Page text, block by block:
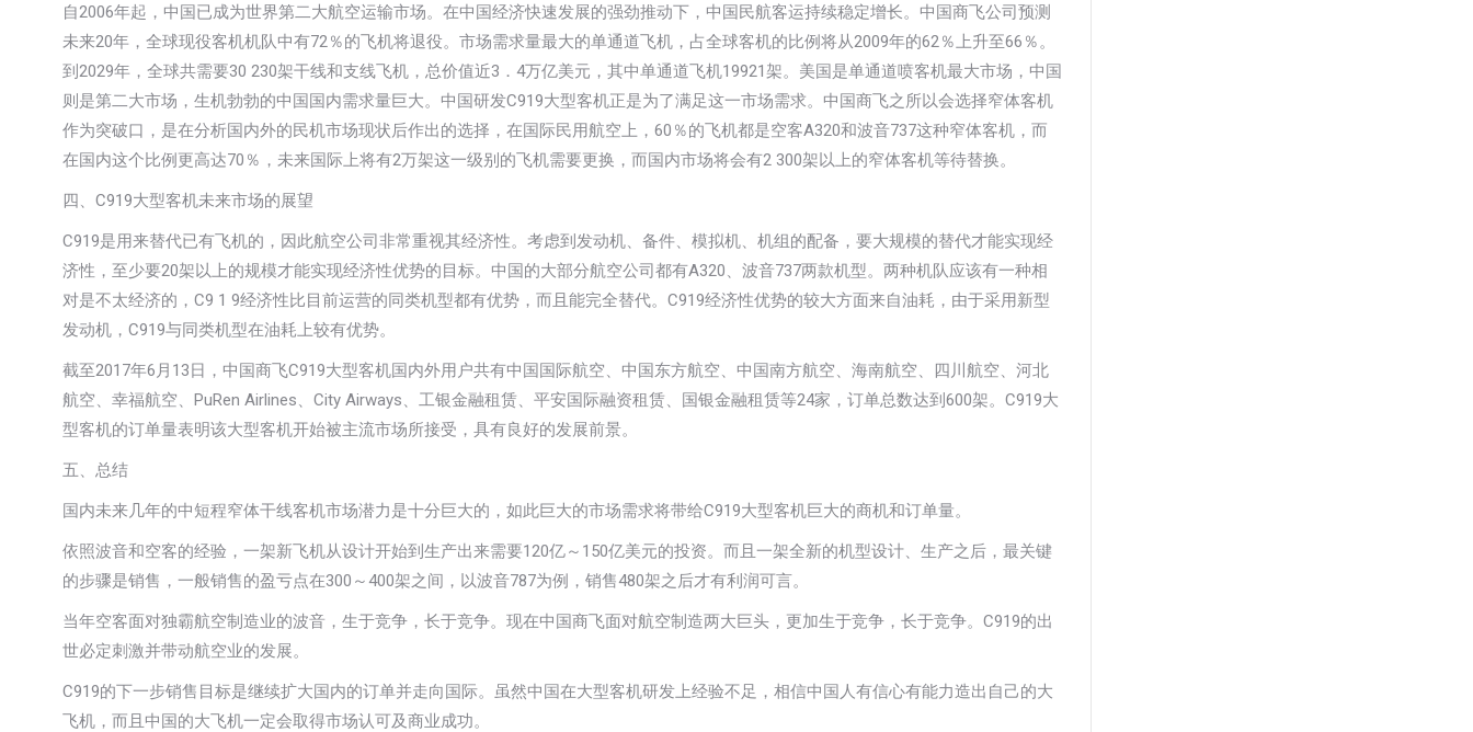
自2006年起，中国已成为世界第二大航空运输市场。在中国经济快速发展的强劲推动下，中国民航客运持续稳定增长。中国商飞公司预测
未来20年，全球现役客机机队中有72％的飞机将退役。市场需求量最大的单通道飞机，占全球客机的比例将从2009年的62％上升至66％。
到2029年，全球共需要30 230架干线和支线飞机，总价值近3．4万亿美元，其中单通道飞机19921架。美国是单通道喷客机最大市场，中国
则是第二大市场，生机勃勃的中国国内需求量巨大。中国研发C919大型客机正是为了满足这一市场需求。中国商飞之所以会选择窄体客机
作为突破口，是在分析国内外的民机市场现状后作出的选择，在国际民用航空上，60％的飞机都是空客A320和波音737这种窄体客机，而
在国内这个比例更高达70％，未来国际上将有2万架这一级别的飞机需要更换，而国内市场将会有2 300架以上的窄体客机等待替换。
四、C919大型客机未来市场的展望
C919是用来替代已有飞机的，因此航空公司非常重视其经济性。考虑到发动机、备件、模拟机、机组的配备，要大规模的替代才能实现经
济性，至少要20架以上的规模才能实现经济性优势的目标。中国的大部分航空公司都有A320、波音737两款机型。两种机队应该有一种相
对是不太经济的，C9 1 9经济性比目前运营的同类机型都有优势，而且能完全替代。C919经济性优势的较大方面来自油耗，由于采用新型
发动机，C919与同类机型在油耗上较有优势。
截至2017年6月13日，中国商飞C919大型客机国内外用户共有中国国际航空、中国东方航空、中国南方航空、海南航空、四川航空、河北
航空、幸福航空、PuRen Airlines、City Airways、工银金融租赁、平安国际融资租赁、国银金融租赁等24家，订单总数达到600架。C919大
型客机的订单量表明该大型客机开始被主流市场所接受，具有良好的发展前景。
五、总结
国内未来几年的中短程窄体干线客机市场潜力是十分巨大的，如此巨大的市场需求将带给C919大型客机巨大的商机和订单量。
依照波音和空客的经验，一架新飞机从设计开始到生产出来需要120亿～150亿美元的投资。而且一架全新的机型设计、生产之后，最关键
的步骤是销售，一般销售的盈亏点在300～400架之间，以波音787为例，销售480架之后才有利润可言。
当年空客面对独霸航空制造业的波音，生于竞争，长于竞争。现在中国商飞面对航空制造两大巨头，更加生于竞争，长于竞争。C919的出
世必定刺激并带动航空业的发展。
C919的下一步销售目标是继续扩大国内的订单并走向国际。虽然中国在大型客机研发上经验不足，相信中国人有信心有能力造出自己的大
飞机，而且中国的大飞机一定会取得市场认可及商业成功。